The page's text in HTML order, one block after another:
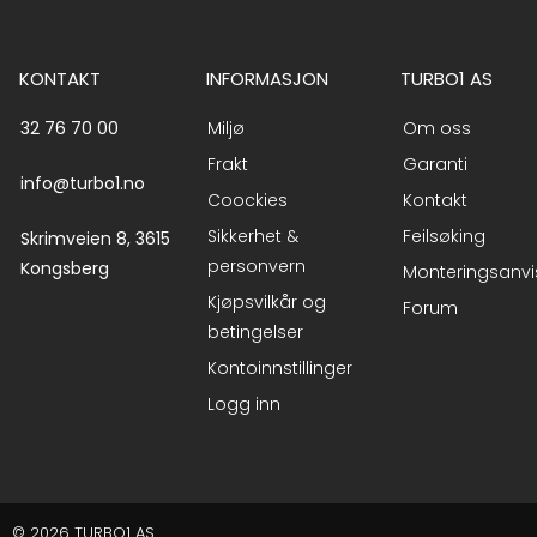
KONTAKT
32 76 70 00
info@turbo1.no
Skrimveien 8, 3615
Kongsberg
INFORMASJON
Miljø
Frakt
Coockies
Sikkerhet &
personvern
Kjøpsvilkår og
betingelser
Kontoinnstillinger
Logg inn
TURBO1 AS
Om oss
Garanti
Kontakt
Feilsøking
Forum